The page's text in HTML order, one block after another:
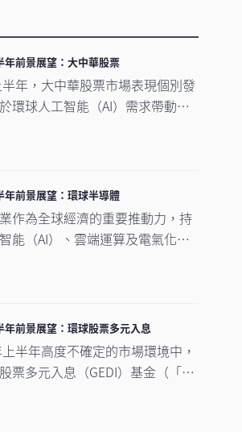
前景展望：大中華股票
年，大中華股票市場表現個別發
環球人工智能（AI）需求帶動科
著升幅。另一方面，MSCI明晟中
增加，以及AI資本開支上升所拖
認為相關因素已反映於市場價格
下半年展望中，我們將重點分析
香港股票市場於2026年下半年表
好因素。此外，投資團隊亦闡釋
前景展望：環球半導體
作為全球經濟的重要推動力，持
能（AI）、雲端運算及電氣化等
中提及，半導體是一個由結構性
業於2026年上半年錄得亮麗表
後市展望仍然正面，認為在盈利
資本投資持續增加，以及企業AI
於起步階段的支持下，行業升勢
2026年下半年，並進一步推進至
前景展望：環球股票多元入息
半年高度不確定的市場環境中，
票多元入息（GEDI）基金（「本
果主要來自本基金的四大投資支